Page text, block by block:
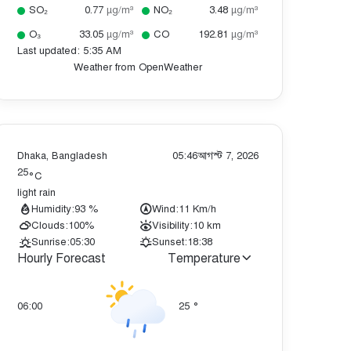
SO₂
0.77 µg/m³ NO₂ 3.48 µg/m³
O₃
33.05 µg/m³ CO 192.81 µg/m³
Last updated: 5:35 AM
Weather from OpenWeather
Dhaka, Bangladesh 05:46আগস্ট 7, 2026
25°C
light rain
Humidity:93 % Wind:11 Km/h
Clouds:100% Visibility:10 km
Sunrise:05:30 Sunset:18:38
Hourly Forecast Temperature
06:00 25 °